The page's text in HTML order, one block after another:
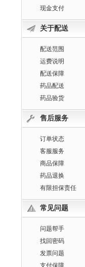
现金支付
关于配送
配送范围
运费说明
配送保障
药品配送
药品验货
售后服务
订单状态
客服服务
商品保障
药品退换
有限担保责任
常见问题
问题帮手
找回密码
发票问题
支付保障